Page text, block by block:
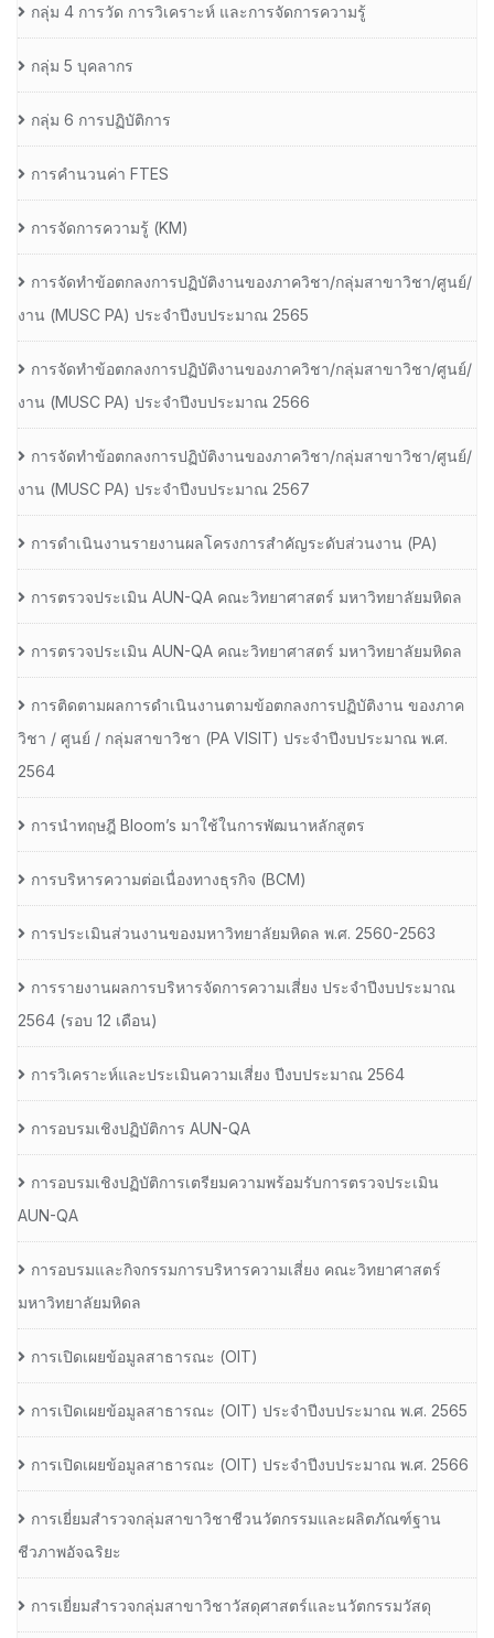
กลุ่ม 4 การวัด การวิเคราะห์ และการจัดการความรู้
กลุ่ม 5 บุคลากร
กลุ่ม 6 การปฏิบัติการ
การคำนวนค่า FTES
การจัดการความรู้ (KM)
การจัดทำข้อตกลงการปฏิบัติงานของภาควิชา/กลุ่มสาขาวิชา/ศูนย์/
งาน (MUSC PA) ประจำปีงบประมาณ 2565
การจัดทำข้อตกลงการปฏิบัติงานของภาควิชา/กลุ่มสาขาวิชา/ศูนย์/
งาน (MUSC PA) ประจำปีงบประมาณ 2566
การจัดทำข้อตกลงการปฏิบัติงานของภาควิชา/กลุ่มสาขาวิชา/ศูนย์/
งาน (MUSC PA) ประจำปีงบประมาณ 2567
การดำเนินงานรายงานผลโครงการสำคัญระดับส่วนงาน (PA)
การตรวจประเมิน AUN-QA คณะวิทยาศาสตร์ มหาวิทยาลัยมหิดล
การตรวจประเมิน AUN-QA คณะวิทยาศาสตร์ มหาวิทยาลัยมหิดล
การติดตามผลการดำเนินงานตามข้อตกลงการปฏิบัติงาน ของภาค
วิชา / ศูนย์ / กลุ่มสาขาวิชา (PA VISIT) ประจำปีงบประมาณ พ.ศ.​
2564
การนำทฤษฎี Bloom’s มาใช้ในการพัฒนาหลักสูตร
การบริหารความต่อเนื่องทางธุรกิจ (BCM)
การประเมินส่วนงานของมหาวิทยาลัยมหิดล พ.ศ. 2560-2563
การรายงานผลการบริหารจัดการความเสี่ยง ประจำปีงบประมาณ
2564 (รอบ 12 เดือน)
การวิเคราะห์และประเมินความเสี่ยง ปีงบประมาณ 2564
การอบรมเชิงปฏิบัติการ AUN-QA
การอบรมเชิงปฏิบัติการเตรียมความพร้อมรับการตรวจประเมิน
AUN-QA
การอบรมและกิจกรรมการบริหารความเสี่ยง คณะวิทยาศาสตร์
มหาวิทยาลัยมหิดล
การเปิดเผยข้อมูลสาธารณะ (OIT)
การเปิดเผยข้อมูลสาธารณะ (OIT) ประจำปีงบประมาณ พ.ศ. 2565
การเปิดเผยข้อมูลสาธารณะ (OIT) ประจำปีงบประมาณ พ.ศ. 2566
การเยี่ยมสำรวจกลุ่มสาขาวิชาชีวนวัตกรรมและผลิตภัณฑ์ฐาน
ชีวภาพอัจฉริยะ
การเยี่ยมสำรวจกลุ่มสาขาวิชาวัสดุศาสตร์และนวัตกรรมวัสดุ